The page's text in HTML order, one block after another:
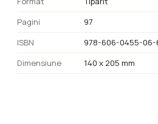
Pagini
97
ISBN
978-606-0455-06-
Dimensiune
140 x 205 mm